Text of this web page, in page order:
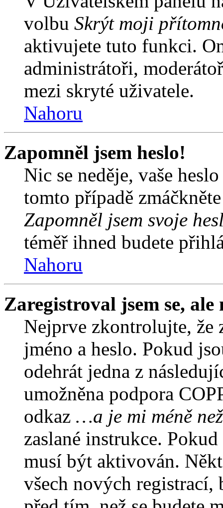
volbu Skrýt moji
aktivujete tuto funkci.
administrátoři,
mezi skryté uživatele.
Nahoru
Zapomněl jsem heslo!
Nic se neděje, vaše
tomto případě
Zapomněl jsem svoje
téměř ihned budete
Nahoru
Zaregistroval jsem se,
Nejprve zkontrolujte, že
jméno a heslo. Pokud
odehrát jedna z
umožněna podpora
odkaz …a je mi méně
zaslané instrukce.
musí být aktivován.
všech nových